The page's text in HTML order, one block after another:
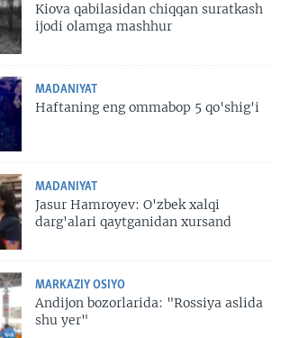
Kiova qabilasidan chiqqan suratkash
ijodi olamga mashhur
MADANIYAT
Haftaning eng ommabop 5 qo'shig'i
MADANIYAT
Jasur Hamroyev: O'zbek xalqi
darg'alari qaytganidan xursand
MARKAZIY OSIYO
Andijon bozorlarida: "Rossiya aslida
shu yer"